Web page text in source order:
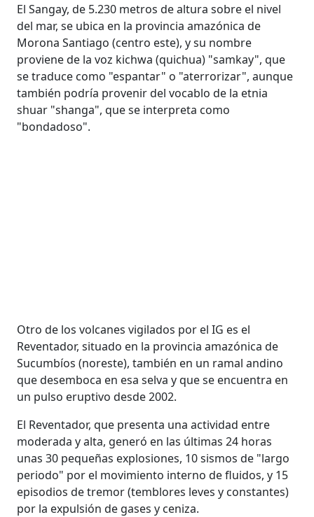
El Sangay, de 5.230 metros de altura sobre el nivel
del mar, se ubica en la provincia amazónica de
Morona Santiago (centro este), y su nombre
proviene de la voz kichwa (quichua) "samkay", que
se traduce como "espantar" o "aterrorizar", aunque
también podría provenir del vocablo de la etnia
shuar "shanga", que se interpreta como
"bondadoso".
Otro de los volcanes vigilados por el IG es el
Reventador, situado en la provincia amazónica de
Sucumbíos (noreste), también en un ramal andino
que desemboca en esa selva y que se encuentra en
un pulso eruptivo desde 2002.
El Reventador, que presenta una actividad entre
moderada y alta, generó en las últimas 24 horas
unas 30 pequeñas explosiones, 10 sismos de "largo
periodo" por el movimiento interno de fluidos, y 15
episodios de tremor (temblores leves y constantes)
por la expulsión de gases y ceniza.